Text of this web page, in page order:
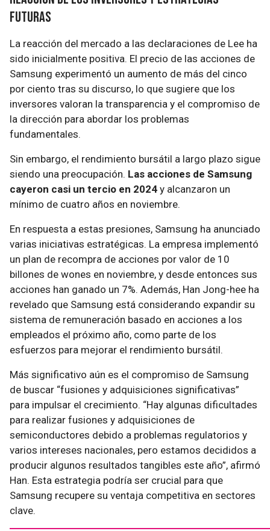
Futuras
La reacción del mercado a las declaraciones de Lee ha
sido inicialmente positiva. El precio de las acciones de
Samsung experimentó un aumento de más del cinco
por ciento tras su discurso, lo que sugiere que los
inversores valoran la transparencia y el compromiso de
la dirección para abordar los problemas
fundamentales.
Sin embargo, el rendimiento bursátil a largo plazo sigue
siendo una preocupación. Las acciones de Samsung
cayeron casi un tercio en 2024 y alcanzaron un
mínimo de cuatro años en noviembre.
En respuesta a estas presiones, Samsung ha anunciado
varias iniciativas estratégicas. La empresa implementó
un plan de recompra de acciones por valor de 10
billones de wones en noviembre, y desde entonces sus
acciones han ganado un 7%. Además, Han Jong-hee ha
revelado que Samsung está considerando expandir su
sistema de remuneración basado en acciones a los
empleados el próximo año, como parte de los
esfuerzos para mejorar el rendimiento bursátil.
Más significativo aún es el compromiso de Samsung
de buscar “fusiones y adquisiciones significativas”
para impulsar el crecimiento. “Hay algunas dificultades
para realizar fusiones y adquisiciones de
semiconductores debido a problemas regulatorios y
varios intereses nacionales, pero estamos decididos a
producir algunos resultados tangibles este año”, afirmó
Han. Esta estrategia podría ser crucial para que
Samsung recupere su ventaja competitiva en sectores
clave.